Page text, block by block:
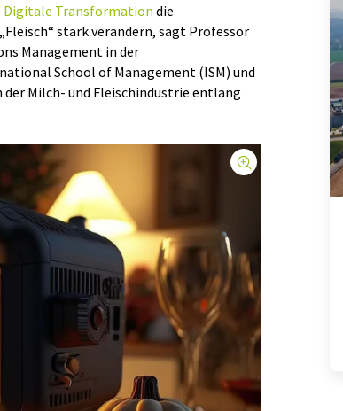
Digitale Transformation die
stark verändern, sagt Professor
Management in der
School of Management (ISM) und
Milch- und Fleischindustrie entlang